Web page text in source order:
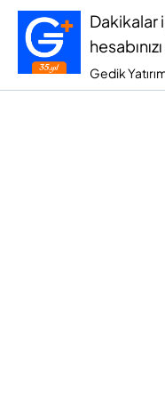
Dakikalar
Gedik